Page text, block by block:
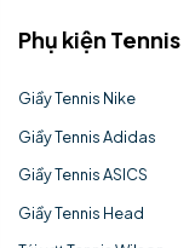
Phụ kiện Tennis
Giầy Tennis Nike
Giầy Tennis Adidas
Giầy Tennis ASICS
Giầy Tennis Head